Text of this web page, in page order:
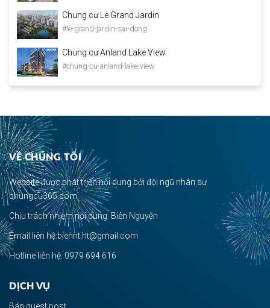
Chung cư Le Grand Jardin
#le-grand-jardin-sai-dong
Chung cư Anland Lake View
#chung-cu-anland-lake-view
VỀ CHÚNG TÔI
Website được phát triển nội dung bởi đội ngũ nhân sự
chungcu365.com.
Chịu trách nhiệm nội dung: Biên Nguyễn
Email liên hệ:biennt.ht@gmail.com
Hotline liên hệ: 0979 694 616
DỊCH VỤ
Bán guest post